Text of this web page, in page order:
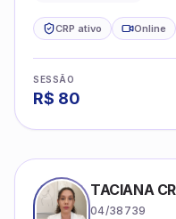
CRP ativo Online
SESSÃO
R$ 80
TACIANA
04/38739